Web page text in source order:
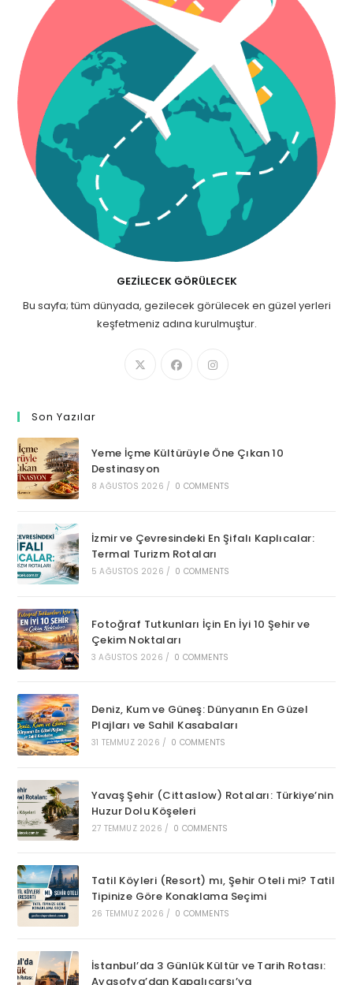
GEZILECEK GÖRÜLECEK
Bu sayfa; tüm dünyada, gezilecek görülecek en güzel yerleri
keşfetmeniz adına kurulmuştur.
Son Yazılar
Yeme İçme Kültürüyle Öne Çıkan 10
Destinasyon
8 AĞUSTOS 2026 / 0 COMMENTS
İzmir ve Çevresindeki En Şifalı Kaplıcalar:
Termal Turizm Rotaları
5 AĞUSTOS 2026 / 0 COMMENTS
Fotoğraf Tutkunları İçin En İyi 10 Şehir ve
Çekim Noktaları
3 AĞUSTOS 2026 / 0 COMMENTS
Deniz, Kum ve Güneş: Dünyanın En Güzel
Plajları ve Sahil Kasabaları
31 TEMMUZ 2026 / 0 COMMENTS
Yavaş Şehir (Cittaslow) Rotaları: Türkiye’nin
Huzur Dolu Köşeleri
27 TEMMUZ 2026 / 0 COMMENTS
Tatil Köyleri (Resort) mı, Şehir Oteli mi? Tatil
Tipinize Göre Konaklama Seçimi
26 TEMMUZ 2026 / 0 COMMENTS
İstanbul’da 3 Günlük Kültür ve Tarih Rotası:
Ayasofya’dan Kapalıçarşı’ya